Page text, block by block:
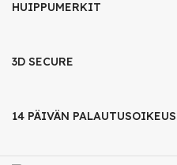
HUIPPUMERKIT
3D SECURE
14 PÄIVÄN PALAUTUSOIKEUS